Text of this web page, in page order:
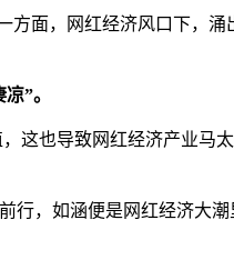
面，网红经济风口下，
”。
也导致网红经济产业马
，如涵便是网红经济大潮